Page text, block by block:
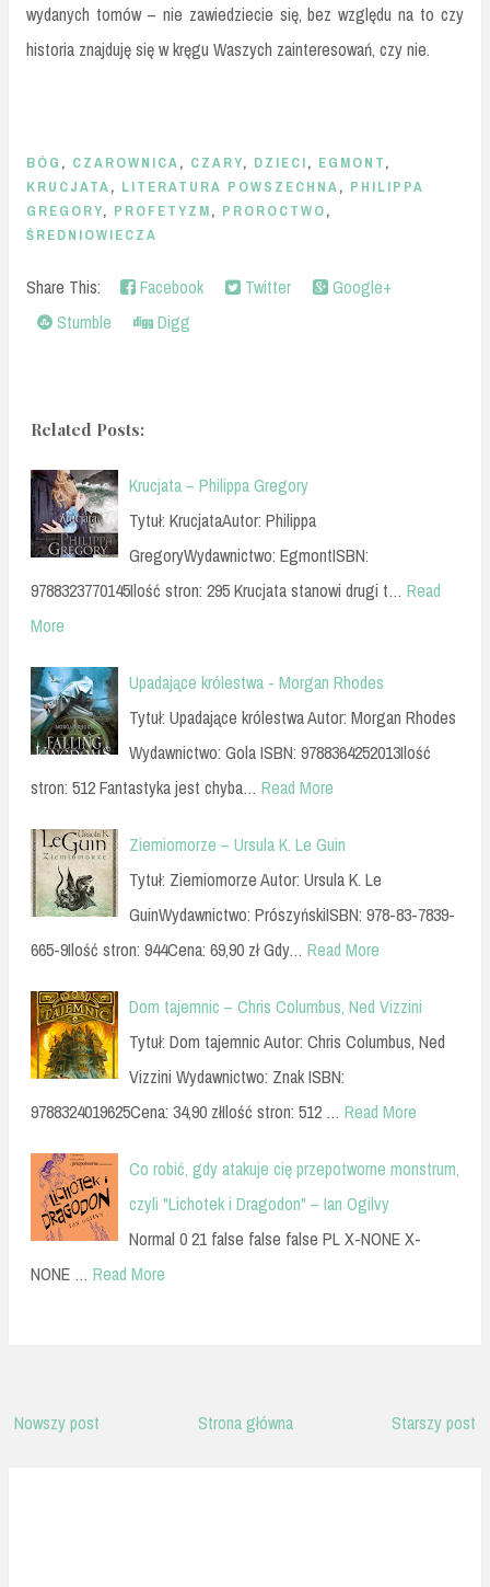
wydanych tomów – nie zawiedziecie się, bez względu na to czy
historia znajduję się w kręgu Waszych zainteresowań, czy nie.
BÓG , CZAROWNICA, CZARY, DZIECI, EGMONT,
KRUCJATA, LITERATURA POWSZECHNA, PHILIPPA
GREGORY, PROFETYZM, PROROCTWO,
ŚREDNIOWIECZA
Share This: Facebook Twitter
Google+
Stumble
Digg
Related Posts:
Krucjata – Philippa Gregory
Tytuł: KrucjataAutor: Philippa
GregoryWydawnictwo: EgmontISBN:
9788323770145Ilość stron: 295 Krucjata stanowi drugi t… Read
More
Upadające królestwa - Morgan Rhodes
Tytuł: Upadające królestwa Autor: Morgan Rhodes
Wydawnictwo: Gola ISBN: 9788364252013Ilość
stron: 512 Fantastyka jest chyba… Read More
Ziemiomorze – Ursula K. Le Guin
Tytuł: Ziemiomorze Autor: Ursula K. Le
GuinWydawnictwo: PrószyńskiISBN: 978-83-7839-
665-9Ilość stron: 944Cena: 69,90 zł Gdy… Read More
Dom tajemnic – Chris Columbus, Ned Vizzini
Tytuł: Dom tajemnic Autor: Chris Columbus, Ned
Vizzini Wydawnictwo: Znak ISBN:
9788324019625Cena: 34,90 złIlość stron: 512 … Read More
Co robić, gdy atakuje cię przepotworne monstrum,
czyli "Lichotek i Dragodon" – Ian Ogilvy
Normal 0 21 false false false PL X-NONE X-
NONE … Read More
Nowszy post Starszy post
Strona główna